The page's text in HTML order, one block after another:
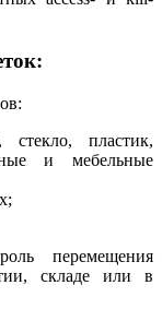
:
стекло, пластик,
и мебельные
перемещения
складе или в